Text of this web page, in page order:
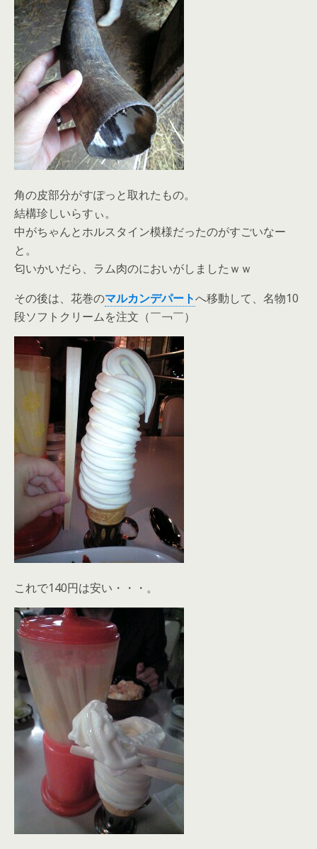
角の皮部分がすぽっと取れたもの。
結構珍しいらすぃ。
中がちゃんとホルスタイン模様だったのがすごいなー
と。
匂いかいだら、ラム肉のにおいがしましたｗｗ
その後は、花巻のマルカンデパートへ移動して、名物10
段ソフトクリームを注文（￣￢￣）
これで140円は安い・・・。